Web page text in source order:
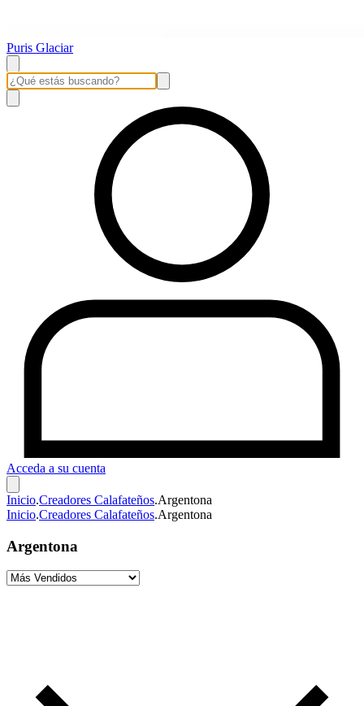
Puris Glaciar
Acceda a su cuenta
Inicio.Creadores Calafateños.Argentona
Inicio.Creadores Calafateños.Argentona
Argentona